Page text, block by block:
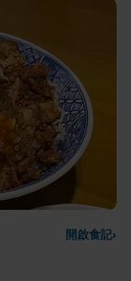
開啟食記›